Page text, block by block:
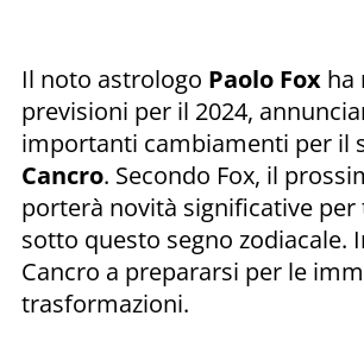
Il noto astrologo Paolo Fox ha
previsioni per il 2024,
importanti cambiamenti per il
Cancro. Secondo Fox, il
porterà novità significative
sotto questo segno zodiacale.
Cancro a prepararsi per le
trasformazioni.